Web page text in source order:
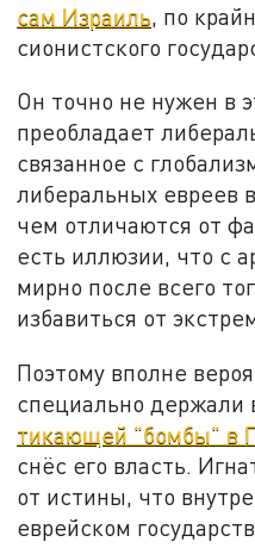
сам Израиль , по
сионистского
Он точно не нужен в
преобладает
связанное с
либеральных
чем отличаются от
есть иллюзии, что с
мирно после всего
избавиться от
Поэтому вполне
специально держали
тикающей "бомбы" в
снёс его власть.
от истины, что
еврейском